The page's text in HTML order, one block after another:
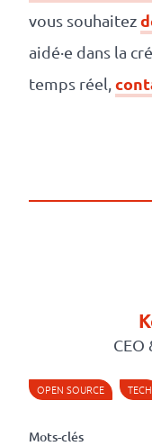
vous souhaitez
aidé·e dans la
temps réel,
OPEN SOURCE TECH
Mots-clés